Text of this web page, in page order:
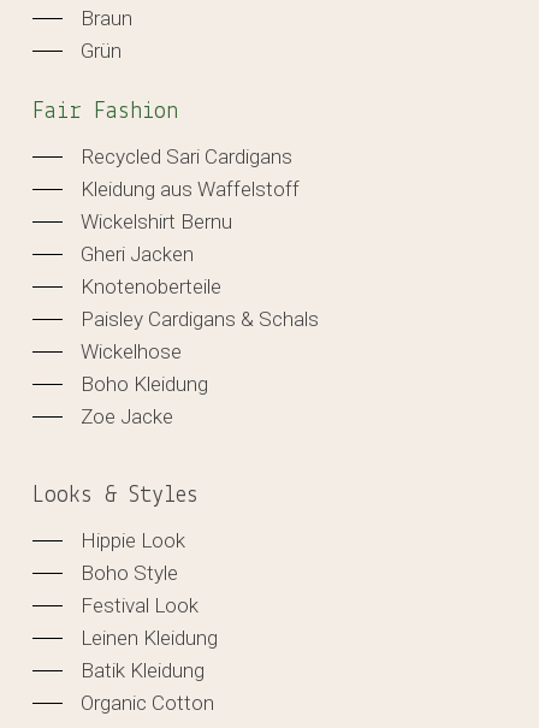
Braun
Grün
Fair Fashion
Recycled Sari Cardigans
Kleidung aus Waffelstoff
Wickelshirt Bernu
Gheri Jacken
Knotenoberteile
Paisley Cardigans & Schals
Wickelhose
Boho Kleidung
Zoe Jacke
Looks & Styles
Hippie Look
Boho Style
Festival Look
Leinen Kleidung
Batik Kleidung
Organic Cotton